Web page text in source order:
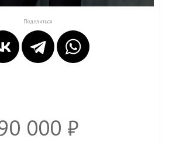
Поделиться
000 ₽